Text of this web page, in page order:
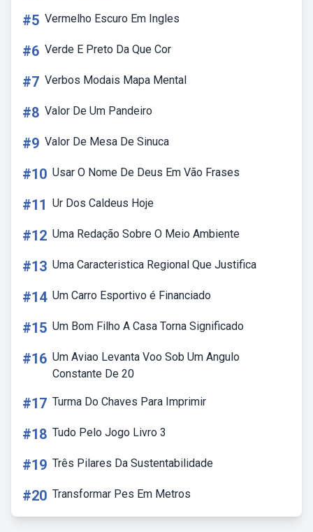
#5 Vermelho Escuro Em Ingles
#6 Verde E Preto Da Que Cor
#7 Verbos Modais Mapa Mental
#8 Valor De Um Pandeiro
#9 Valor De Mesa De Sinuca
#10 Usar O Nome De Deus Em Vão Frases
#11 Ur Dos Caldeus Hoje
#12 Uma Redação Sobre O Meio Ambiente
#13 Uma Caracteristica Regional Que Justifica
#14 Um Carro Esportivo é Financiado
#15 Um Bom Filho A Casa Torna Significado
#16 Um Aviao Levanta Voo Sob Um Angulo
Constante De 20
#17 Turma Do Chaves Para Imprimir
#18 Tudo Pelo Jogo Livro 3
#19 Três Pilares Da Sustentabilidade
#20 Transformar Pes Em Metros